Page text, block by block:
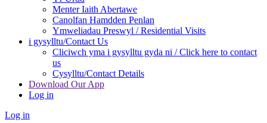
Menter Iaith Abertawe
Canolfan Hamdden Penlan
Ymweliadau Preswyl / Residential Visits
i gysylltu/Contact Us
Cliciwch yma i gysylltu gyda ni / Click here to contact
us
Cysylltu/Contact Details
Download Our App
Log in
Log in